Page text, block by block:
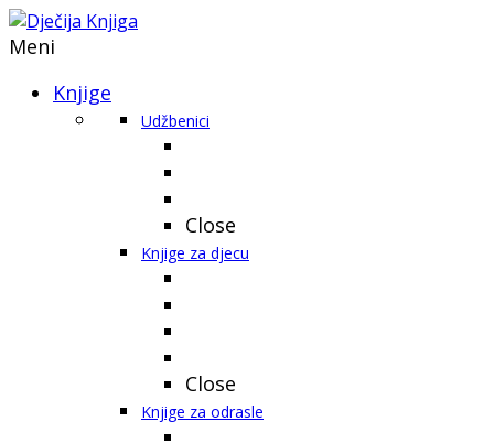
Meni
Knjige
Udžbenici
Close
Knjige za djecu
Close
Knjige za odrasle